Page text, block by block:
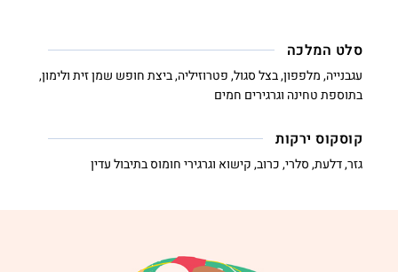
סלט המלכה
עגבנייה, מלפפון, בצל סגול, פטרוזיליה, ביצת חופש שמן זית ולימון,
בתוספת טחינה וגרגירים חמים
קוסקוס ירקות
גזר, דלעת, סלרי, כרוב, קישוא וגרגירי חומוס בתיבול עדין